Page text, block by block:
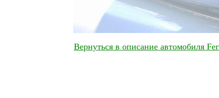
Вернуться в описание автомобиля